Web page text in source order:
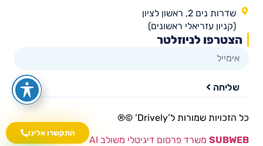
התקשרו אלינו
שדרות נים 2, ראשון לציון
(קניון עזריאלי ראשונים)
הצטרפו לניוזלטר
שליחה
כל הזכויות שמורות ל’Drively’ ©®​
SUBWEB משרד פרסום דיגיטלי משולב AI